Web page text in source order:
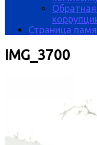
Страница
IMG_3700